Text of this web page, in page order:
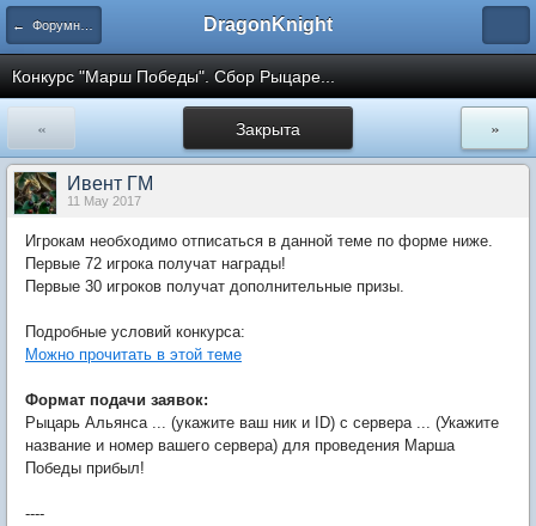
← Форумные игры DragonKnight
Конкурс "Марш Победы". Сбор Рыцаре...
Закрыта
« »
Ивент ГМ
11 May 2017
Игрокам необходимо отписаться в данной теме по форме ниже.
Первые 72 игрока получат награды!
Первые 30 игроков получат дополнительные призы.
Подробные условий конкурса:
Можно прочитать в этой теме
Формат подачи заявок:
Рыцарь Альянса ... (укажите ваш ник и ID) с сервера ... (Укажите
название и номер вашего сервера) для проведения Марша
Победы прибыл!
----